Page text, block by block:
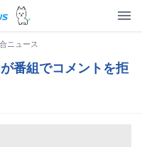
ニュース
番組でコメントを拒